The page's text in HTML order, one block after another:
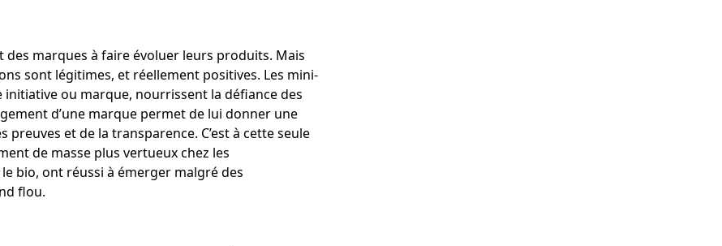
des marques à faire évoluer leurs produits. Mais
sont légitimes, et réellement positives. Les mini-
ou marque, nourrissent la défiance des
d’une marque permet de lui donner une
et de la transparence. C’est à cette seule
de masse plus vertueux chez les
bio, ont réussi à émerger malgré des
flou.